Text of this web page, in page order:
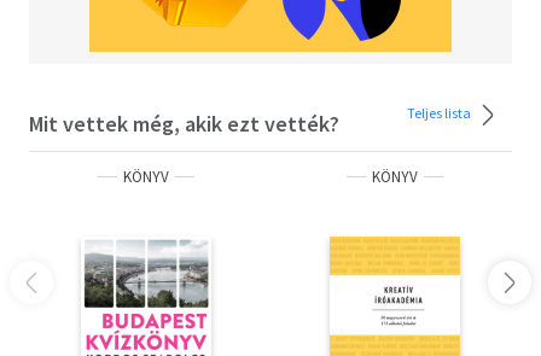
Mit vettek még, akik ezt vették? Teljes lista
KÖNYV KÖNYV